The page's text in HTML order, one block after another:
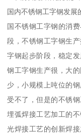
国内不锈钢工字钢发展
国不锈钢工字钢的消
段，不锈钢工字钢生
字钢起步阶段，稳定
钢工字钢生产很，大
少，小规模上吨位的
受不了，但是的不锈
埋弧焊接工艺加工的
光焊接工艺的创新焊